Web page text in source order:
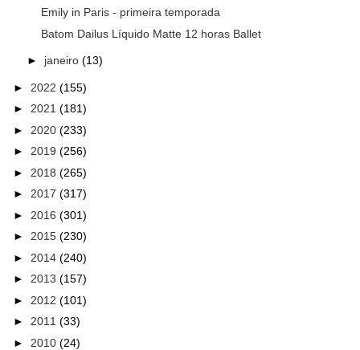
Emily in Paris - primeira temporada
Batom Dailus Líquido Matte 12 horas Ballet
► janeiro (13)
► 2022 (155)
► 2021 (181)
► 2020 (233)
► 2019 (256)
► 2018 (265)
► 2017 (317)
► 2016 (301)
► 2015 (230)
► 2014 (240)
► 2013 (157)
► 2012 (101)
► 2011 (33)
► 2010 (24)